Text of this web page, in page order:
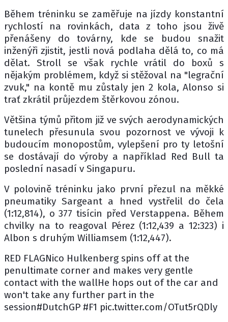
Během tréninku se zaměřuje na jízdy konstantní
rychlostí na rovinkách, data z toho jsou živě
přenášeny do továrny, kde se budou snažit
inženýři zjistit, jestli nová podlaha dělá to, co má
dělat. Stroll se však rychle vrátil do boxů s
nějakým problémem, když si stěžoval na "legrační
zvuk," na kontě mu zůstaly jen 2 kola, Alonso si
trať zkrátil průjezdem štěrkovou zónou.
Většina týmů přitom již ve svých aerodynamických
tunelech přesunula svou pozornost ve vývoji k
budoucím monopostům, vylepšení pro ty letošní
se dostávají do výroby a například Red Bull ta
poslední nasadí v Singapuru.
V polovině tréninku jako první přezul na měkké
pneumatiky Sargeant a hned vystřelil do čela
(1:12,814), o 377 tisícin před Verstappena. Během
chvilky na to reagoval Pérez (1:12,439 a 12:323) i
Albon s druhým Williamsem (1:12,447).
RED FLAGNico Hulkenberg spins off at the
penultimate corner and makes very gentle
contact with the wallHe hops out of the car and
won't take any further part in the
session#DutchGP #F1 pic.twitter.com/OTut5rQDly